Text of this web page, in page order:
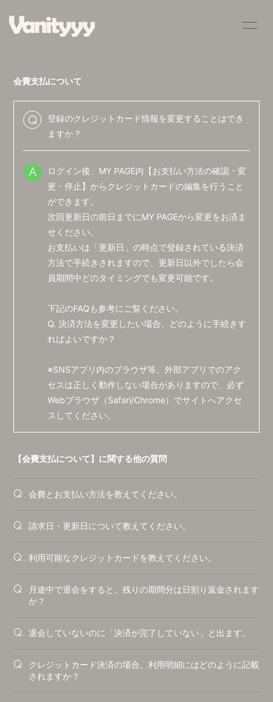
SCHEDULE
VIDEO DISCOGRAPHY
RADIO PHOTO
Q&A
会員登録 ログイン
会費支払について
Q
登録のクレジットカード情報を変更することはでき
ますか？
A
ログイン後、MY PAGE内【お支払い方法の確認・変
更・停止】からクレジットカードの編集を行うこと
ができます。
次回更新日の前日までにMY PAGEから変更をお済ま
せください。
お支払いは「更新日」の時点で登録されている決済
方法で手続きされますので、更新日以外でしたら会
員期間中どのタイミングでも変更可能です。
下記のFAQも参考にご覧ください。
Q. 決済方法を変更したい場合、どのように手続きす
ればよいですか？
※SNSアプリ内のブラウザ等、外部アプリでのアク
セスは正しく動作しない場合がありますので、 必ず
Webブラウザ（Safari/Chrome）でサイトへアクセ
スしてください。
【会費支払について】に関する他の質問
Q. 会費とお支払い方法を教えてください。
Q. 請求日・更新日について教えてください。
Q. 利用可能なクレジットカードを教えてください。
Q.
月途中で退会をすると、残りの期間分は日割り返金されます
か？
Q. 退会していないのに「決済が完了していない」と出ます。
Q. クレジットカード決済の場合、利用明細にはどのように記載
されますか？